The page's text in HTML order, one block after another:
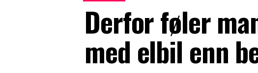
Derfor føler
med elbil enn